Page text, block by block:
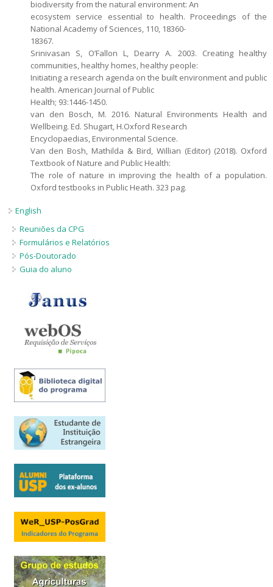
biodiversity from the natural environment: An
ecosystem service essential to health. Proceedings of the
National Academy of Sciences, 110, 18360-
18367.
Srinivasan S, O’Fallon L, Dearry A. 2003. Creating healthy
communities, healthy homes, healthy people:
Initiating a research agenda on the built environment and public
health. American Journal of Public
Health; 93:1446-1450.
van den Bosch, M. 2016. Natural Environments Health and
Wellbeing. Ed. Shugart, H.Oxford Research
Encyclopaedias, Environmental Science.
Van den Bosh, Mathilda & Bird, Willian (Editor) (2018). Oxford
Textbook of Nature and Public Health:
The role of nature in improving the health of a population.
Oxford testbooks in Public Heath. 323 pag.
English
Reuniões da CPG
Formulários e Relatórios
Pós-Doutorado
Guia do aluno